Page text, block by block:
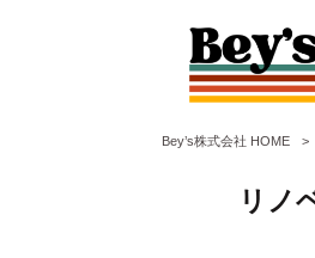
Bey’s株式会社 HOME >
リノ